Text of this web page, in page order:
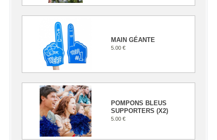
MAIN GÉANTE
5.00 €
POMPONS BLEUS
SUPPORTERS (X2)
5.00 €